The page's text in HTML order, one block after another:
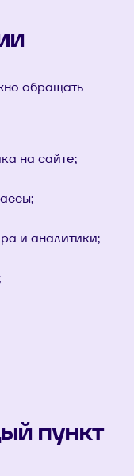
обращать
на сайте;
;
и аналитики;
пункт